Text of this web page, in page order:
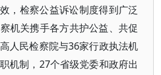
，检察公益诉讼制度得到广泛
机关携手各方共护公益、共促
人民检察院与36家行政执法机
机制，27个省级党委和政府出